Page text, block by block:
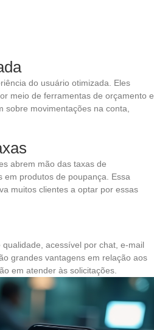
do usuário otimizada. Eles
meio de ferramentas de orçamento e
sobre movimentações na conta,
abrem mão das taxas de
em produtos de poupança. Essa
muitos clientes a optar por essas
acessível por chat, e-mail
grandes vantagens em relação aos
em atender às solicitações.